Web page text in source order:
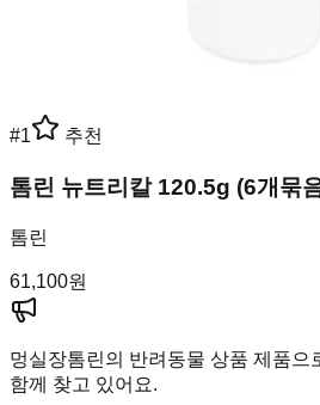
#1 추천
톰린 뉴트리칼 120.5g (6개묶
톰린
61,100원
멍실장톰린의 반려동물 상품 제품으
함께 찾고 있어요.